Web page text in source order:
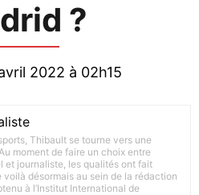
?
2022 à 02h15
Thibault se tourne vers une
moment de faire un choix entre
et journaliste, les qualités ont fait
voilà désormais au sein de la rédaction
à l’Institut International de